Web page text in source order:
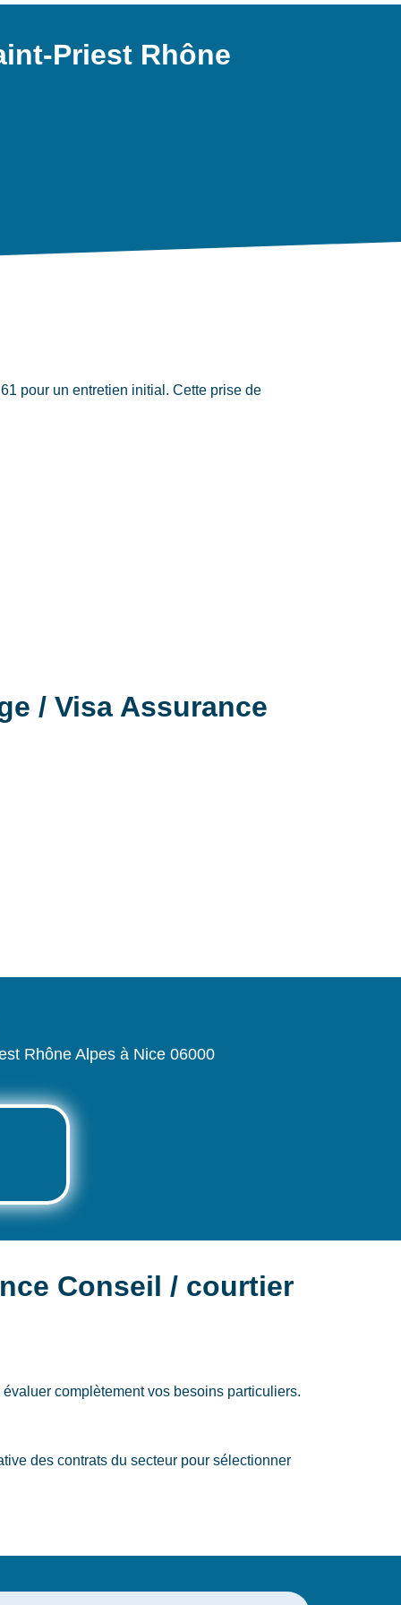
Priest Rhône
pour un entretien initial. Cette prise de
/ Visa Assurance
Rhône Alpes à Nice 06000
Conseil / courtier
évaluer complètement vos besoins particuliers.
des contrats du secteur pour sélectionner